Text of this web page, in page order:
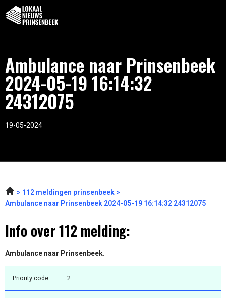
Ambulance naar Prinsenbeek
2024-05-19 16:14:32
24312075
19-05-2024
112 meldingen prinsenbeek
Ambulance naar Prinsenbeek 2024-05-19 16:14:32 24312075
Info over 112 melding:
Ambulance naar Prinsenbeek.
Priority code: 2